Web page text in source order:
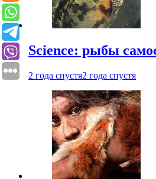
Science: рыбы
2 года спустя2 года спустя